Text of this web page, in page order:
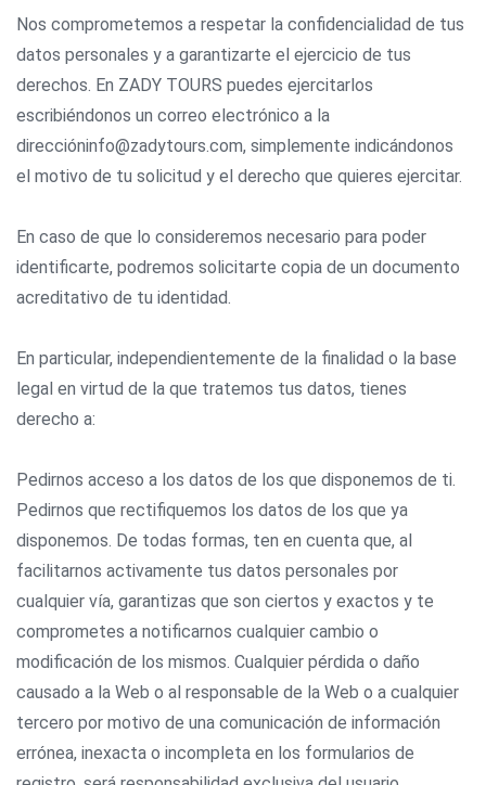
Nos comprometemos a respetar la confidencialidad de tus
datos personales y a garantizarte el ejercicio de tus
derechos. En ZADY TOURS puedes ejercitarlos
escribiéndonos un correo electrónico a la
direccióninfo@zadytours.com, simplemente indicándonos
el motivo de tu solicitud y el derecho que quieres ejercitar.
En caso de que lo consideremos necesario para poder
identificarte, podremos solicitarte copia de un documento
acreditativo de tu identidad.
En particular, independientemente de la finalidad o la base
legal en virtud de la que tratemos tus datos, tienes
derecho a:
Pedirnos acceso a los datos de los que disponemos de ti.
Pedirnos que rectifiquemos los datos de los que ya
disponemos. De todas formas, ten en cuenta que, al
facilitarnos activamente tus datos personales por
cualquier vía, garantizas que son ciertos y exactos y te
comprometes a notificarnos cualquier cambio o
modificación de los mismos. Cualquier pérdida o daño
causado a la Web o al responsable de la Web o a cualquier
tercero por motivo de una comunicación de información
errónea, inexacta o incompleta en los formularios de